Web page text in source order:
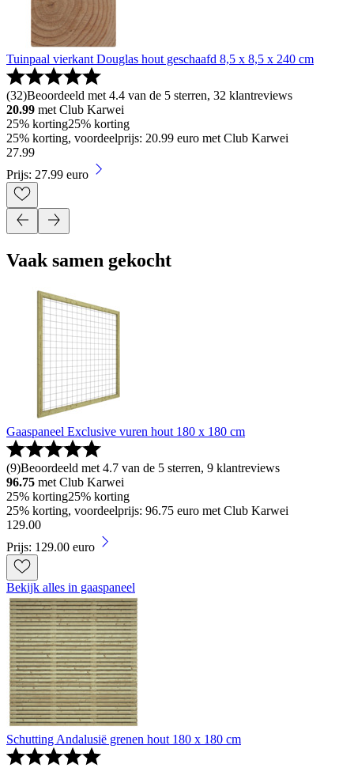
Tuinpaal vierkant Douglas hout geschaafd 8,5 x 8,5 x 240 cm
(32)Beoordeeld met 4.4 van de 5 sterren, 32 klantreviews
20.99 met Club Karwei
25% korting25% korting
25% korting, voordeelprijs: 20.99 euro met Club Karwei
27.99
Prijs: 27.99 euro
Vaak samen gekocht
Gaaspaneel Exclusive vuren hout 180 x 180 cm
(9)Beoordeeld met 4.7 van de 5 sterren, 9 klantreviews
96.75 met Club Karwei
25% korting25% korting
25% korting, voordeelprijs: 96.75 euro met Club Karwei
129.00
Prijs: 129.00 euro
Bekijk alles in gaaspaneel
Schutting Andalusië grenen hout 180 x 180 cm